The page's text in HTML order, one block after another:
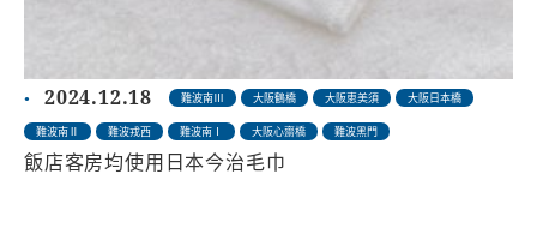
2024.12.18 難波南Ⅲ 大阪鶴橋 大阪恵美須 大阪日本橋
難波南Ⅱ 難波戎西 難波南Ⅰ 大阪心齋橋 難波黑門
飯店客房均使用日本今治毛巾